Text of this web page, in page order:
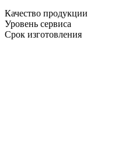
Качество продукции
Уровень сервиса
Срок изготовления